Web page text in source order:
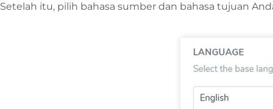
Setelah itu, pilih bahasa sumber dan bahasa tujuan